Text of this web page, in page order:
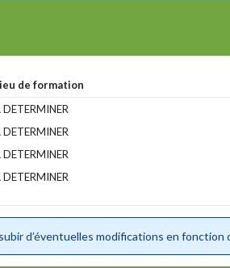
de formation
DETERMINER
DETERMINER
DETERMINER
DETERMINER
d’éventuelles modifications en